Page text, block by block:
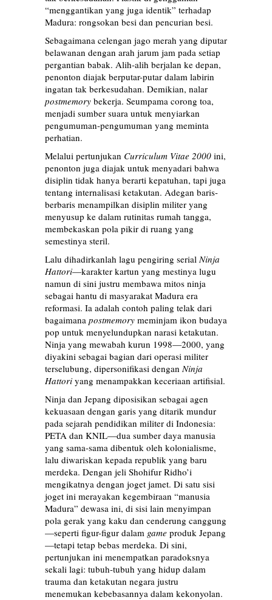
“menggantikan yang juga identik” terhadap
Madura: rongsokan besi dan pencurian besi.
Sebagaimana celengan jago merah yang diputar
belawanan dengan arah jarum jam pada setiap
pergantian babak. Alih-alih berjalan ke depan,
penonton diajak berputar-putar dalam labirin
ingatan tak berkesudahan. Demikian, nalar
postmemory bekerja. Seumpama corong toa,
menjadi sumber suara untuk menyiarkan
pengumuman-pengumuman yang meminta
perhatian.
Melalui pertunjukan Curriculum Vitae 2000 ini,
penonton juga diajak untuk menyadari bahwa
disiplin tidak hanya berarti kepatuhan, tapi juga
tentang internalisasi ketakutan. Adegan baris-
berbaris menampilkan disiplin militer yang
menyusup ke dalam rutinitas rumah tangga,
membekaskan pola pikir di ruang yang
semestinya steril.
Lalu dihadirkanlah lagu pengiring serialNinja
Hattori—karakter kartun yang mestinya lugu
namun di sini justru membawa mitos ninja
sebagai hantu di masyarakat Madura era
reformasi. Ia adalah contoh paling telak dari
bagaimana postmemory meminjam ikon budaya
pop untuk menyelundupkan narasi ketakutan.
Ninja yang mewabah kurun 1998—2000, yang
diyakini sebagai bagian dari operasi militer
terselubung, dipersonifikasi denganNinja
Hattori yang menampakkan keceriaan artifisial.
Ninja dan Jepang diposisikan sebagai agen
kekuasaan dengan garis yang ditarik mundur
pada sejarah pendidikan militer di Indonesia:
PETA dan KNIL—dua sumber daya manusia
yang sama-sama dibentuk oleh kolonialisme,
lalu diwariskan kepada republik yang baru
merdeka. Dengan jeli Shohifur Ridho’i
mengikatnya dengan joget jamet. Di satu sisi
joget ini merayakan kegembiraan “manusia
Madura” dewasa ini, di sisi lain menyimpan
pola gerak yang kaku dan cenderung canggung
—seperti figur-figur dalam game produk Jepang
—tetapi tetap bebas merdeka. Di sini,
pertunjukan ini menempatkan paradoksnya
sekali lagi: tubuh-tubuh yang hidup dalam
trauma dan ketakutan negara justru
menemukan kebebasannya dalam kekonyolan.